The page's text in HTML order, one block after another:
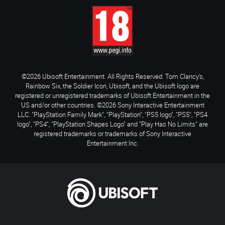
©2026 Ubisoft Entertainment. All Rights Reserved. Tom Clancy’s,
Rainbow Six, the Soldier Icon, Ubisoft, and the Ubisoft logo are
registered or unregistered trademarks of Ubisoft Entertainment in the
US and/or other countries. ©2026 Sony Interactive Entertainment
LLC. "PlayStation Family Mark", "PlayStation", "PS5 logo", "PS5", "PS4
logo", "PS4", "PlayStation Shapes Logo" and "Play Has No Limits" are
registered trademarks or trademarks of Sony Interactive
Entertainment Inc.